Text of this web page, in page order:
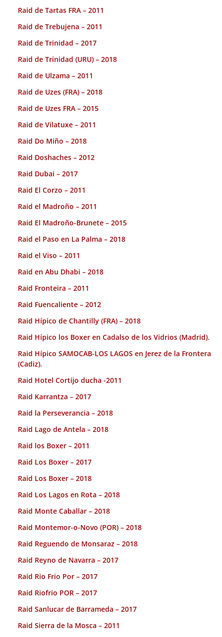
Raid de Tartas FRA – 2011
Raid de Trebujena – 2011
Raid de Trinidad – 2017
Raid de Trinidad (URU) – 2018
Raid de Ulzama – 2011
Raid de Uzes (FRA) – 2018
Raid de Uzes FRA – 2015
Raid de Vilatuxe – 2011
Raid Do Miño – 2018
Raid Doshaches – 2012
Raid Dubai – 2017
Raid El Corzo – 2011
Raid el Madroño – 2011
Raid El Madroño-Brunete – 2015
Raid el Paso en La Palma – 2018
Raid el Viso – 2011
Raid en Abu Dhabi – 2018
Raid Fronteira – 2011
Raid Fuencaliente – 2012
Raid Hípico de Chantilly (FRA) – 2018
Raid Hípico los Boxer en Cadalso de los Vidrios (Madrid).
Raid Hípico SAMOCAB-LOS LAGOS en Jerez de la Frontera
(Cadiz).
Raid Hotel Cortijo ducha -2011
Raid Karrantza – 2017
Raid la Perseverancia – 2018
Raid Lago de Antela – 2018
Raid los Boxer – 2011
Raid Los Boxer – 2017
Raid Los Boxer – 2018
Raid Los Lagos en Rota – 2018
Raid Monte Caballar – 2018
Raid Montemor-o-Novo (POR) – 2018
Raid Reguendo de Monsaraz – 2018
Raid Reyno de Navarra – 2017
Raid Rio Frio Por – 2017
Raid Riofrio POR – 2017
Raid Sanlucar de Barrameda – 2017
Raid Sierra de la Mosca – 2011